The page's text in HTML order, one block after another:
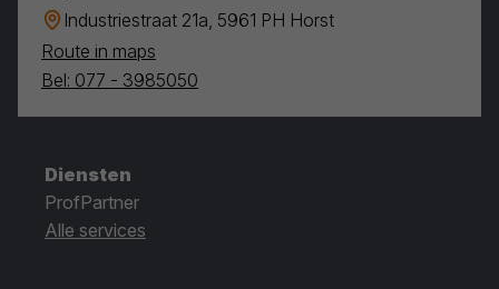
Industriestraat 21a, 5961 PH Horst
Route in maps
Bel: 077 - 3985050
Diensten
ProfPartner
Alle services